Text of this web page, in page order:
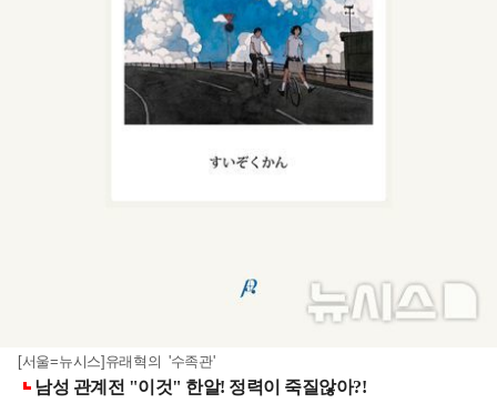
[서울=뉴시스]유래혁의 '수족관'